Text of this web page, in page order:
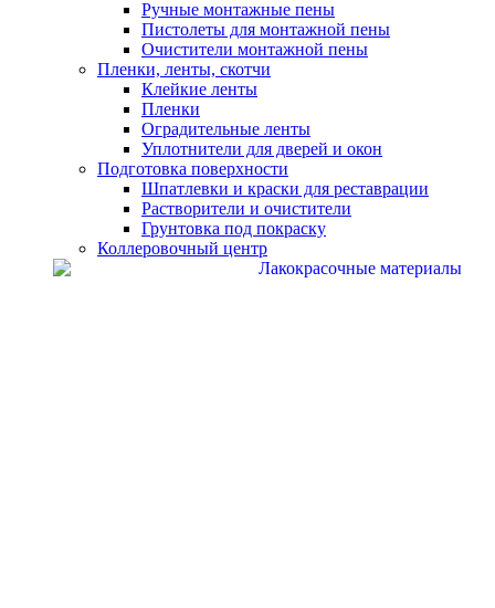
Ручные монтажные пены
Пистолеты для монтажной пены
Очистители монтажной пены
Пленки, ленты, скотчи
Клейкие ленты
Пленки
Оградительные ленты
Уплотнители для дверей и окон
Подготовка поверхности
Шпатлевки и краски для реставрации
Растворители и очистители
Грунтовка под покраску
Коллеровочный центр